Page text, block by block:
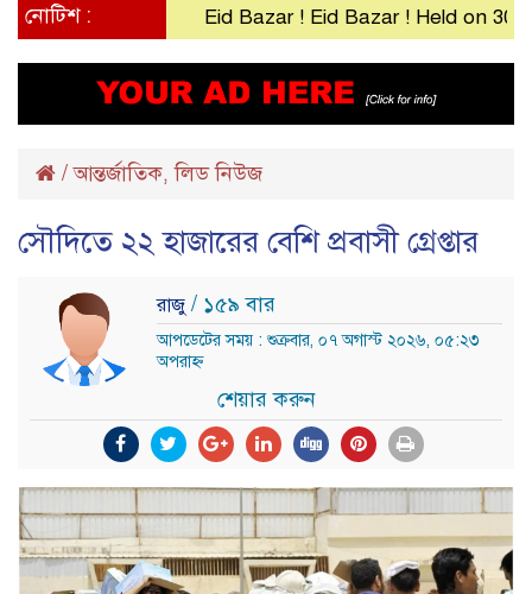
নোটিশ : Eid Bazar ! Eid Bazar ! Held on 30th
/আন্তর্জাতিক,লিড নিউজ
সৌদিতে ২২ হাজারের বেশি প্রবাসী গ্রেপ্তার
রাজু / ১৫৯ বার
আপডেটের সময় : শুক্রবার, ০৭ অগাস্ট ২০২৬, ০৫:২৩
অপরাহ্ন
শেয়ার করুন